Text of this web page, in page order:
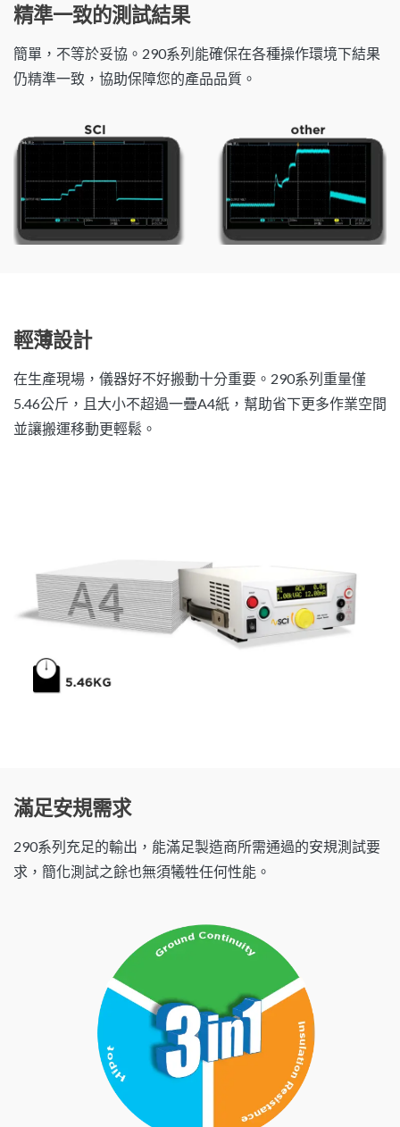
精準一致的測試結果
簡單，不等於妥協。290系列能確保在各種操作環境下結果
仍精準一致，協助保障您的產品品質。
輕薄設計
在生產現場，儀器好不好搬動十分重要。290系列重量僅
5.46公斤，且大小不超過一疊A4紙，幫助省下更多作業空間
並讓搬運移動更輕鬆。
滿足安規需求
290系列充足的輸出，能滿足製造商所需通過的安規測試要
求，簡化測試之餘也無須犧牲任何性能。